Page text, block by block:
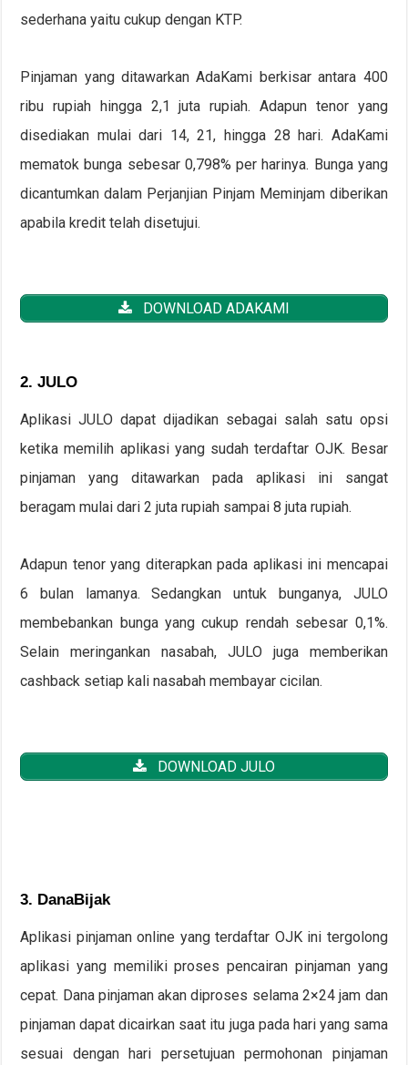
sederhana yaitu cukup dengan KTP.
Pinjaman yang ditawarkan AdaKami berkisar antara 400
ribu rupiah hingga 2,1 juta rupiah. Adapun tenor yang
disediakan mulai dari 14, 21, hingga 28 hari. AdaKami
mematok bunga sebesar 0,798% per harinya. Bunga yang
dicantumkan dalam Perjanjian Pinjam Meminjam diberikan
apabila kredit telah disetujui.
DOWNLOAD ADAKAMI
2. JULO
Aplikasi JULO dapat dijadikan sebagai salah satu opsi
ketika memilih aplikasi yang sudah terdaftar OJK. Besar
pinjaman yang ditawarkan pada aplikasi ini sangat
beragam mulai dari 2 juta rupiah sampai 8 juta rupiah.
Adapun tenor yang diterapkan pada aplikasi ini mencapai
6 bulan lamanya. Sedangkan untuk bunganya, JULO
membebankan bunga yang cukup rendah sebesar 0,1%.
Selain meringankan nasabah, JULO juga memberikan
cashback setiap kali nasabah membayar cicilan.
DOWNLOAD JULO
3. DanaBijak
Aplikasi pinjaman online yang terdaftar OJK ini tergolong
aplikasi yang memiliki proses pencairan pinjaman yang
cepat. Dana pinjaman akan diproses selama 2×24 jam dan
pinjaman dapat dicairkan saat itu juga pada hari yang sama
sesuai dengan hari persetujuan permohonan pinjaman